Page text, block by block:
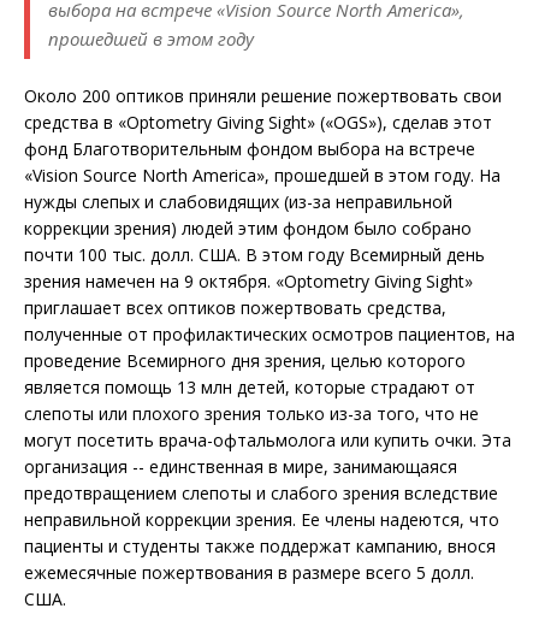
выбора на встрече «Vision Source North America»,
прошедшей в этом году
Около 200 оптиков приняли решение пожертвовать свои
средства в «Optometry Giving Sight» («OGS»), сделав этот
фонд Благотворительным фондом выбора на встрече
«Vision Source North America», прошедшей в этом году. На
нужды слепых и слабовидящих (из-за неправильной
коррекции зрения) людей этим фондом было собрано
почти 100 тыс. долл. США. В этом году Всемирный день
зрения намечен на 9 октября. «Optometry Giving Sight»
приглашает всех оптиков пожертвовать средства,
полученные от профилактических осмотров пациентов, на
проведение Всемирного дня зрения, целью которого
является помощь 13 млн детей, которые страдают от
слепоты или плохого зрения только из-за того, что не
могут посетить врача-офтальмолога или купить очки. Эта
организация -- единственная в мире, занимающаяся
предотвращением слепоты и слабого зрения вследствие
неправильной коррекции зрения. Ее члены надеются, что
пациенты и студенты также поддержат кампанию, внося
ежемесячные пожертвования в размере всего 5 долл.
США.